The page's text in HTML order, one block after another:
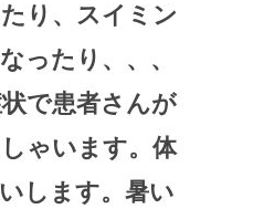
り、スイミン
ったり、、、
で患者さんが
ゃいます。体
します。暑い